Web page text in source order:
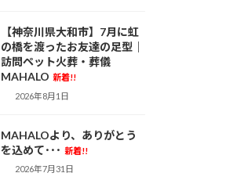
【神奈川県大和市】7月に虹
の橋を渡ったお友達の足型｜
訪問ペット火葬・葬儀
MAHALO 新着!!
2026年8月1日
MAHALOより、ありがとう
を込めて･･･ 新着!!
2026年7月31日